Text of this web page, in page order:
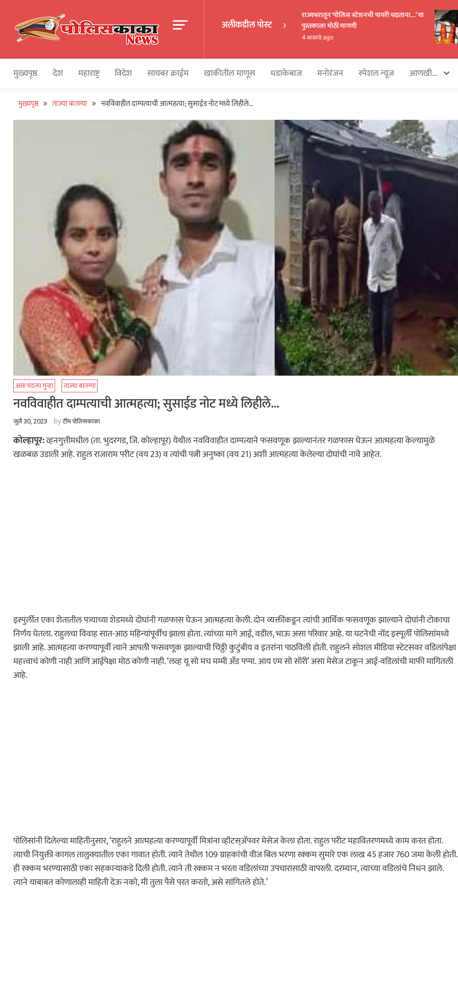
content
पोलीसकाका | POLICEKAKA
अलीकडील पोस्ट
राज्यभरातून ‘पोलिस स्टेशनची पायरी चढताना…’ या
पुस्तकाला मोठी मागणी
4 आठवडे ago
मुख्यपृष्ठ देश महाराष्ट्र विदेश सायबर क्राईम खाकीतील माणूस धडाकेबाज मनोरंजन स्पेशल न्यूज आणखी…
मुख्यपृष्ठ ताज्या बातम्या नवविवाहीत दाम्पत्याची आत्महत्या; सुसाईड नोट मध्ये लिहीले…
असा घडला गुन्हा ताज्या बातम्या
नवविवाहीत दाम्पत्याची आत्महत्या; सुसाईड नोट मध्ये लिहीले…
जुलै 30, 2023 byटीम पोलिसकाका
कोल्हापूर:व्हनगुत्तीमधील (ता. भुदरगड, जि. कोल्हापूर) येथील नवविवाहीत दाम्पत्याने फसवणूक झाल्यानंतर गळफास घेऊन आत्महत्या केल्यामुळे
खळबळ उडाली आहे. राहुल राजाराम परीट (वय 23) व त्यांची पत्नी अनुष्का (वय 21) अशी आत्महत्या केलेल्या दोघांची नावे आहेत.
इस्पुर्लीत एका शेतातील पत्र्याच्या शेडमध्ये दोघांनी गळफास घेऊन आत्महत्या केली. दोन व्यक्तींकडून त्यांची आर्थिक फसवणूक झाल्याने दोघांनी टोकाचा
निर्णय घेतला. राहुलचा विवाह सात-आठ महिन्यांपूर्वीच झाला होता. त्यांच्या मागे आई, वडील, भाऊ असा परिवार आहे. या घटनेची नोंद इस्पूर्ली पोलिसांमध्ये
झाली आहे. आत्महत्या करण्यापूर्वी त्याने आपली फसवणूक झाल्याची चिठ्ठी कुटुंबीय व इतरांना पाठविली होती. राहुलने सोशल मीडिया स्टेटसवर वडिलांपेक्षा
महत्त्वाचं कोणी नाही आणि आईपेक्षा मोठ कोणी नाही. ‘लव्ह यू सो मच मम्मी अँड पप्पा. आय एम सो सॉरी’ असा मेसेज टाकून आई-वडिलांची माफी मागितली
आहे.
पोलिसांनी दिलेल्या माहितीनुसार, ‘राहुलने आत्महत्या करण्यापूर्वी मित्रांना व्हॉटस्ॲपवर मेसेज केला होता. राहुल परीट महावितरणमध्ये काम करत होता.
त्याची नियुक्ती कागल तालुक्यातील एका गावात होती. त्याने तेथील 109 ग्राहकांची वीज बिल भरणा रक्कम सुमारे एक लाख 45 हजार 760 जमा केली होती.
ही रक्कम भरण्यासाठी एका सहकाऱ्याकडे दिली होती. त्याने ती रक्कम न भरता वडिलांच्या उपचारासाठी वापरली. दरम्यान, त्याच्या वडिलांचे निधन झाले.
त्याने याबाबत कोणालाही माहिती देऊ नको, मी तुला पैसे परत करतो, असे सांगितले होते.’